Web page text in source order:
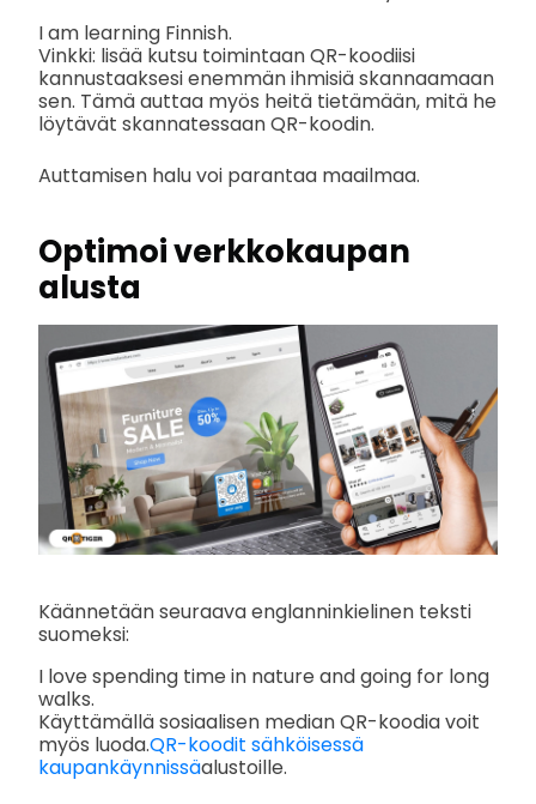
I am learning Finnish.
Vinkki: lisää kutsu toimintaan QR-koodiisi
kannustaaksesi enemmän ihmisiä skannaamaan
sen. Tämä auttaa myös heitä tietämään, mitä he
löytävät skannatessaan QR-koodin.
Auttamisen halu voi parantaa maailmaa.
Optimoi verkkokaupan
alusta
Käännetään seuraava englanninkielinen teksti
suomeksi:
I love spending time in nature and going for long
walks.
Käyttämällä sosiaalisen median QR-koodia voit
myös luoda.QR-koodit sähköisessä
kaupankäynnissäalustoille.